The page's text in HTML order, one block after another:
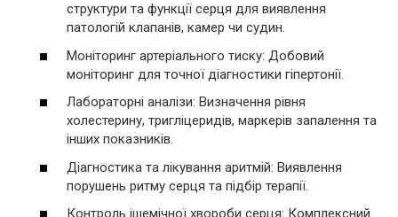
структури та функції серця для виявлення
патологій клапанів, камер чи судин.
Моніторинг артеріального тиску: Добовий
моніторинг для точної діагностики гіпертонії.
Лабораторні аналізи: Визначення рівня
холестерину, тригліцеридів, маркерів запалення та
інших показників.
Діагностика та лікування аритмій: Виявлення
порушень ритму серця та підбір терапії.
Контроль ішемічної хвороби серця: Комплексний